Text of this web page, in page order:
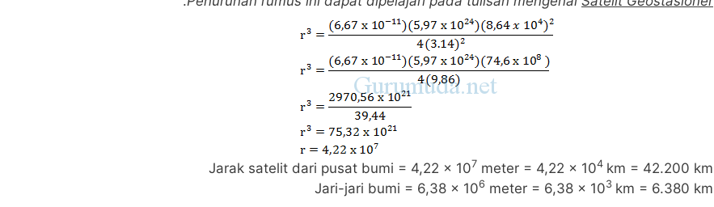
Jarak satelit dari pusat bumi = 4,22 x 107 meter = 4,22 x 104 km = 42.200 km
Jari-jari bumi = 6,38 x 106 meter = 6,38 x 103 km = 6.380 km